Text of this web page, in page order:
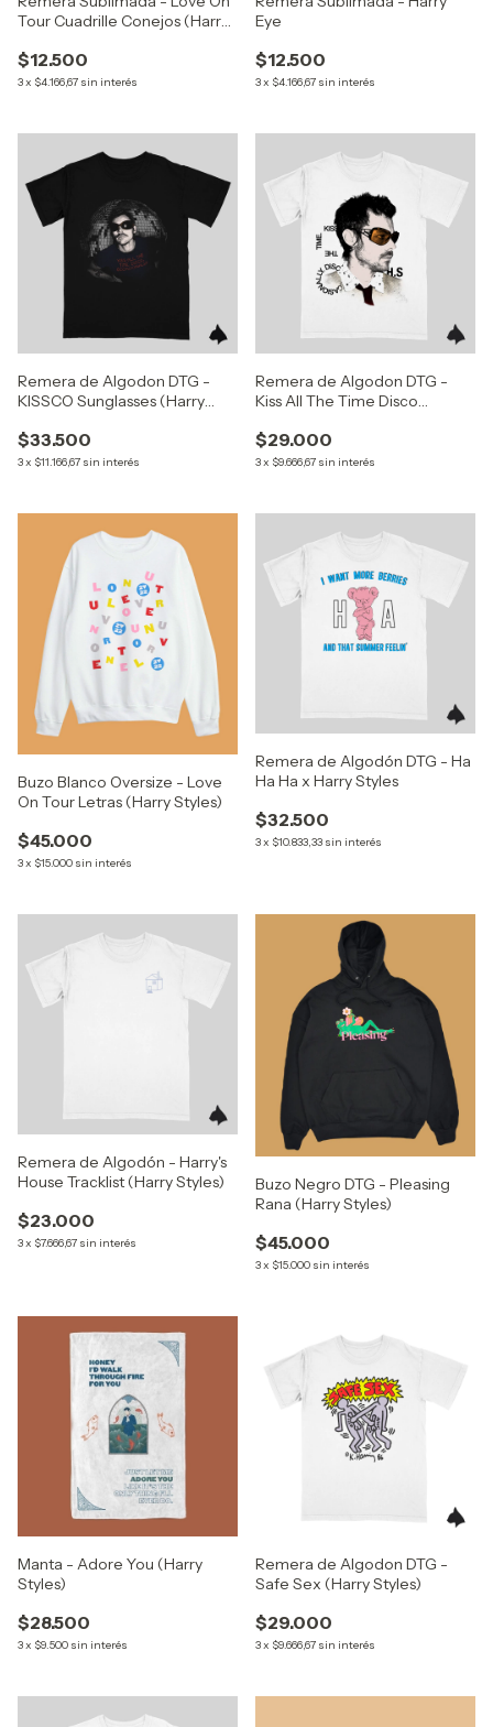
Tour Cuadrille Conejos (Harry
$12.500
3x $4.166,67 sin interés
Eye
$12.500
3x $4.166,67 sin interés
Remera de Algodon DTG -
KISSCO Sunglasses (Harry
$33.500
3x $11.166,67 sin interés
Remera de Algodon DTG -
Kiss All The Time Disco
Styles)
$29.000
3x $9.666,67 sin interés
Buzo Blanco Oversize - Love
On Tour Letras (Harry Styles)
$45.000
3x $15.000 sin interés
Remera de Algodón DTG - Ha
Ha Ha x Harry Styles
$32.500
3x $10.833,33 sin interés
Remera de Algodón - Harry's
House Tracklist (Harry Styles)
$23.000
3x $7.666,67 sin interés
Buzo Negro DTG - Pleasing
Rana (Harry Styles)
$45.000
3x $15.000 sin interés
Manta - Adore You (Harry
Styles)
$28.500
3x $9.500 sin interés
Remera de Algodon DTG -
Safe Sex (Harry Styles)
$29.000
3x $9.666,67 sin interés